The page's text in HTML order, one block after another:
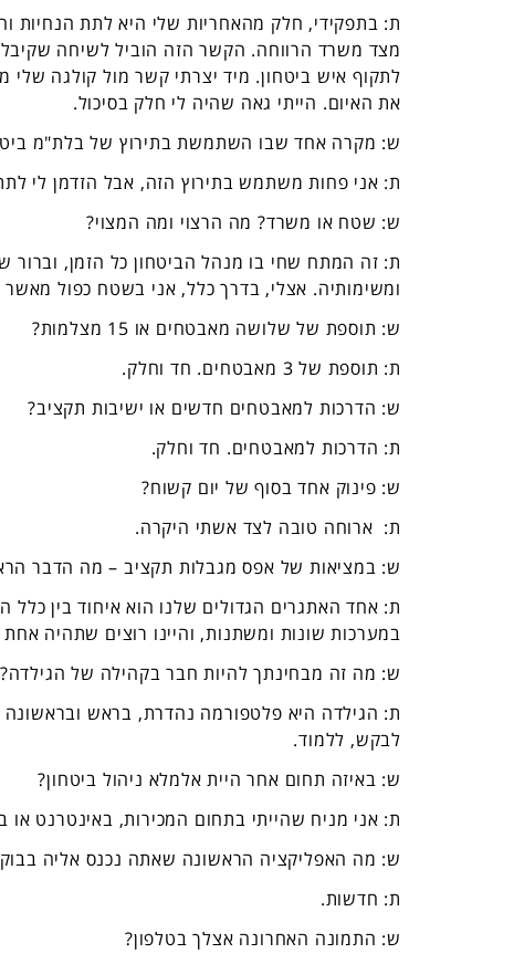
ת: בתפקידי, חלק מהאחריות שלי היא לתת הנחיות
מצד משרד הרווחה. הקשר הזה הוביל לשיחה
לתקוף איש ביטחון. מיד יצרתי קשר מול קולגה
את האיום. הייתי גאה שהיה לי חלק בסיכול.
ש: מקרה אחד שבו השתמשת בתירוץ של בלת"מ
ת: אני פחות משתמש בתירוץ הזה, אבל הזדמן לי
ש: שטח או משרד? מה הרצוי ומה המצוי?
ת: זה המתח שחי בו מנהל הביטחון כל הזמן,
ומשימותיה. אצלי, בדרך כלל, אני בשטח כפול
ש: תוספת של שלושה מאבטחים או 15 מצלמות?
ת: תוספת של 3 מאבטחים. חד וחלק.
ש: הדרכות למאבטחים חדשים או ישיבות תקציב?
ת: הדרכות למאבטחים. חד וחלק.
ש: פינוק אחד בסוף של יום קשוח?
ת: ארוחה טובה לצד אשתי היקרה.
ש: במציאות של אפס מגבלות תקציב – מה הדבר
ת: אחד האתגרים הגדולים שלנו הוא איחוד בין
במערכות שונות ומשתנות, והיינו רוצים שתהיה
ש: מה זה מבחינתך להיות חבר בקהילה של הגילדה?
ת: הגילדה היא פלטפורמה נהדרת, בראש
לבקש, ללמוד.
ש: באיזה תחום אחר היית אלמלא ניהול ביטחון?
ת: אני מניח שהייתי בתחום המכירות, באינטרנט או
ש: מה האפליקציה הראשונה שאתה נכנס אליה
ת: חדשות.
ש: התמונה האחרונה אצלך בטלפון?